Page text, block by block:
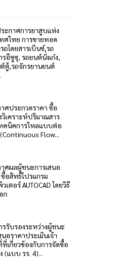
ะกาศการยาสูบแห่ง
ศไทย การขายทอด
ถโดยสารเบ็นซ์,รถ
รอีซูซุ, รถยนต์นั่งเก๋ง,
ตู้,รถจักรยานยนต์
ศประกวดราคา ซื้อ
วิเคราะห์ปริมาณสาร
คนิคการไหลแบบต่อ
Flow...
ศผลผู้ชนะการเสนอ
ซื้อสิทธิโปรแกรม
เตอร์ AUTOCAD โดยวิธี
ก
รรับรองระหว่างผู้ชนะ
นอราคาประเมินเจ้า
เกี่ยวข้องกับการจัดซื้อ
(แบบ รร. 4)...